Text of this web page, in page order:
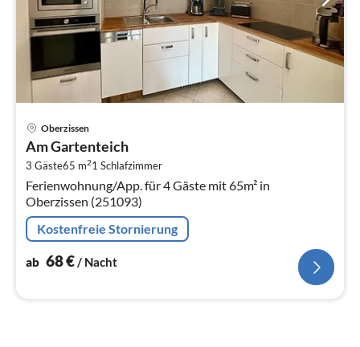
Oberzissen
Am Gartenteich
3 Gäste65 m21 Schlafzimmer
Ferienwohnung/App. für 4 Gäste mit 65m² in
Oberzissen (251093)
Kostenfreie Stornierung
ab 68€/ Nacht